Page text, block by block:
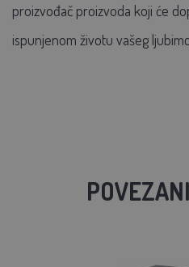
proizvođač proizvoda koji će
ispunjenom životu vašeg